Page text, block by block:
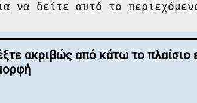
να δείτε αυτό το
ακριβώς από κάτω το